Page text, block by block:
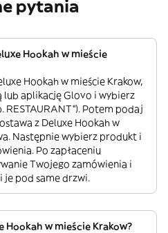
pytania
Hookah w mieście
Hookah w mieście Krakow,
aplikację Glovo i wybierz
Potem podaj
z Deluxe Hookah w
Następnie wybierz produkt i
Po zapłaceniu
Twojego zamówienia i
je pod same drzwi.
Hookah w mieście Krakow?